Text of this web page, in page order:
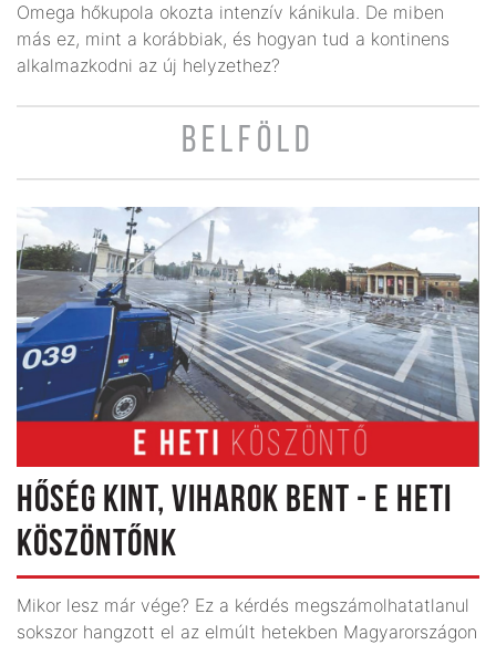
Omega hőkupola okozta intenzív kánikula. De miben
más ez, mint a korábbiak, és hogyan tud a kontinens
alkalmazkodni az új helyzethez?
BELFÖLD
HŐSÉG KINT, VIHAROK BENT - E HETI
KÖSZÖNTŐNK
Mikor lesz már vége? Ez a kérdés megszámolhatatlanul
sokszor hangzott el az elmúlt hetekben Magyarországon